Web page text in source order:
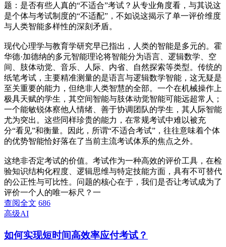
题：是否有些人真的“不适合”考试？从专业角度看，与其说这
是个体与考试制度的“不适配”，不如说这揭示了单一评价维度
与人类智能多样性的深刻矛盾。
现代心理学与教育学研究早已指出，人类的智能是多元的。霍
华德·加德纳的多元智能理论将智能分为语言、逻辑数学、空
间、肢体动觉、音乐、人际、内省、自然探索等类型。传统的
纸笔考试，主要精准测量的是语言与逻辑数学智能，这无疑是
至关重要的能力，但绝非人类智慧的全部。一个在机械操作上
极具天赋的学生，其空间智能与肢体动觉智能可能远超常人；
一个能敏锐体察他人情绪、善于协调团队的学生，其人际智能
尤为突出。这些同样珍贵的能力，在常规考试中难以被充
分“看见”和衡量。因此，所谓“不适合考试”，往往意味着个体
的优势智能恰好落在了当前主流考试体系的焦点之外。
这绝非否定考试的价值。考试作为一种高效的评价工具，在检
验知识结构化程度、逻辑思维与特定技能方面，具有不可替代
的公正性与可比性。问题的核心在于，我们是否让考试成为了
评价一个人的唯一标尺？一
查阅全文 686
高级AI
如何实现短时间高效率应付考试？